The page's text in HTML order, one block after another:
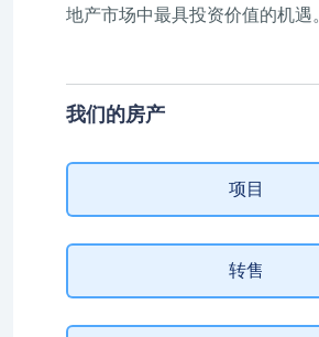
地产市场中最具投资价值的机遇。
我们的房产
项目
转售